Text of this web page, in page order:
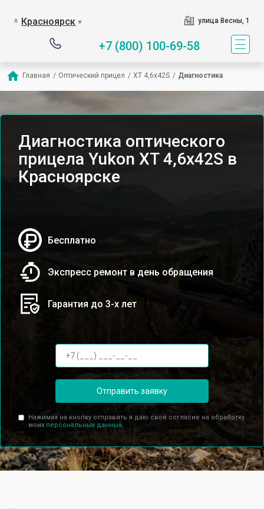
Красноярск ▼ улица Весны, 1
+7 (800) 100-69-58
Главная / Оптический прицел / XT 4,6x42S / Диагностика
Диагностика оптического
прицела Yukon XT 4,6x42S в
Красноярске
Бесплатно
Экспресс ремонт в день обращения
Гарантия до 3-х лет
Отправить заявку
Нажимая на кнопку отправить я даю свое согласие на обработку
моих персональных данных.